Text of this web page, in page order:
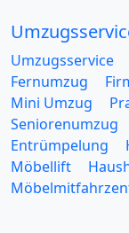
Umzugsservice
Fernumzug
Mini Umzug
Seniorenumzug
Entrümpelung
Möbellift